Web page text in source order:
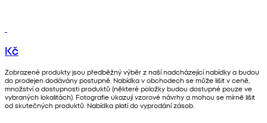
Kč
Zobrazené produkty jsou předběžný výběr z naší nadcházející nabídky a budou
do prodejen dodávány postupně. Nabídka v obchodech se může lišit v ceně,
množství a dostupnosti produktů (některé položky budou dostupné pouze ve
vybraných lokalitách). Fotografie ukazují vzorové návrhy a mohou se mírně lišit
od skutečných produktů. Nabídka platí do vyprodání zásob.